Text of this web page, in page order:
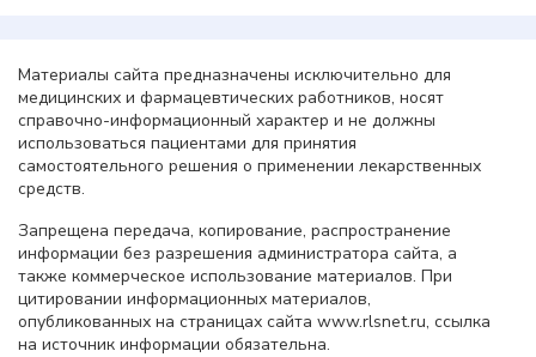
Материалы сайта предназначены исключительно для
медицинских и фармацевтических работников, носят
справочно-информационный характер и не должны
использоваться пациентами для принятия
самостоятельного решения о применении лекарственных
средств.
Запрещена передача, копирование, распространение
информации без разрешения администратора сайта, а
также коммерческое использование материалов. При
цитировании информационных материалов,
опубликованных на страницах сайта www.rlsnet.ru, ссылка
на источник информации обязательна.